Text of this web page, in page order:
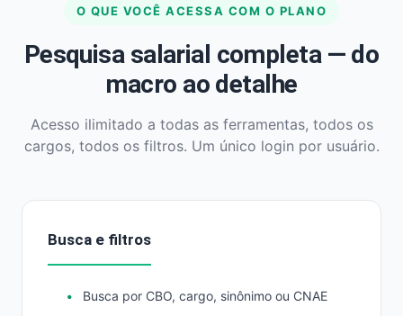
O QUE VOCÊ ACESSA COM O PLANO
Pesquisa salarial completa — do
macro ao detalhe
Acesso ilimitado a todas as ferramentas, todos os
cargos, todos os filtros. Um único login por usuário.
Busca e filtros
Busca por CBO, cargo, sinônimo ou CNAE